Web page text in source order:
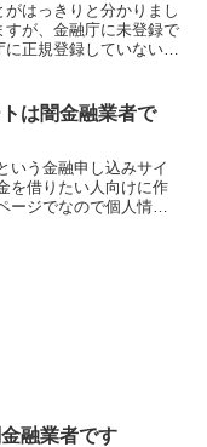
はっきりと分かりまし
が、金融庁に未登録で
正規登録していない未
は闇金融業者で
いう金融申し込みサイ
を借りたい人向けに作
ージでなので個人情報
融業者です